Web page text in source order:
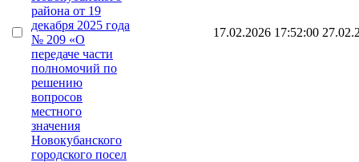
района от 19
декабря 2025 года
№ 209 «О
передаче части
полномочий по
решению
вопросов
местного
значения
Новокубанского
городского посел
17.02.2026 17:52:00